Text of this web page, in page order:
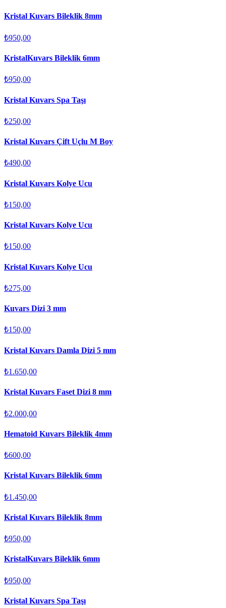
Kristal Kuvars Bileklik 8mm
₺950,00
KristalKuvars Bileklik 6mm
₺950,00
Kristal Kuvars Spa Taşı
₺250,00
Kristal Kuvars Çift Uçlu M Boy
₺490,00
Kristal Kuvars Kolye Ucu
₺150,00
Kristal Kuvars Kolye Ucu
₺150,00
Kristal Kuvars Kolye Ucu
₺275,00
Kuvars Dizi 3 mm
₺150,00
Kristal Kuvars Damla Dizi 5 mm
₺1.650,00
Kristal Kuvars Faset Dizi 8 mm
₺2.000,00
Hematoid Kuvars Bileklik 4mm
₺600,00
Kristal Kuvars Bileklik 6mm
₺1.450,00
Kristal Kuvars Bileklik 8mm
₺950,00
KristalKuvars Bileklik 6mm
₺950,00
Kristal Kuvars Spa Taşı